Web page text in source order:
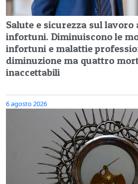
Salute e sicurezza sul lavoro
infortuni. Diminuiscono le
infortuni e malattie
diminuzione ma quattro
inaccettabili
6 agosto 2026